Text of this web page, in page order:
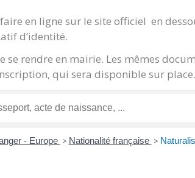
en ligne sur le site officiel en
d’identité.
se rendre en mairie. Les mêmes
qui sera disponible sur place.
- Europe > Nationalité française >